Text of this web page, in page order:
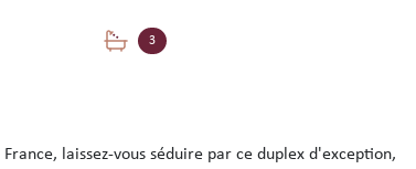
3
laissez-vous séduire par ce duplex d'exception,